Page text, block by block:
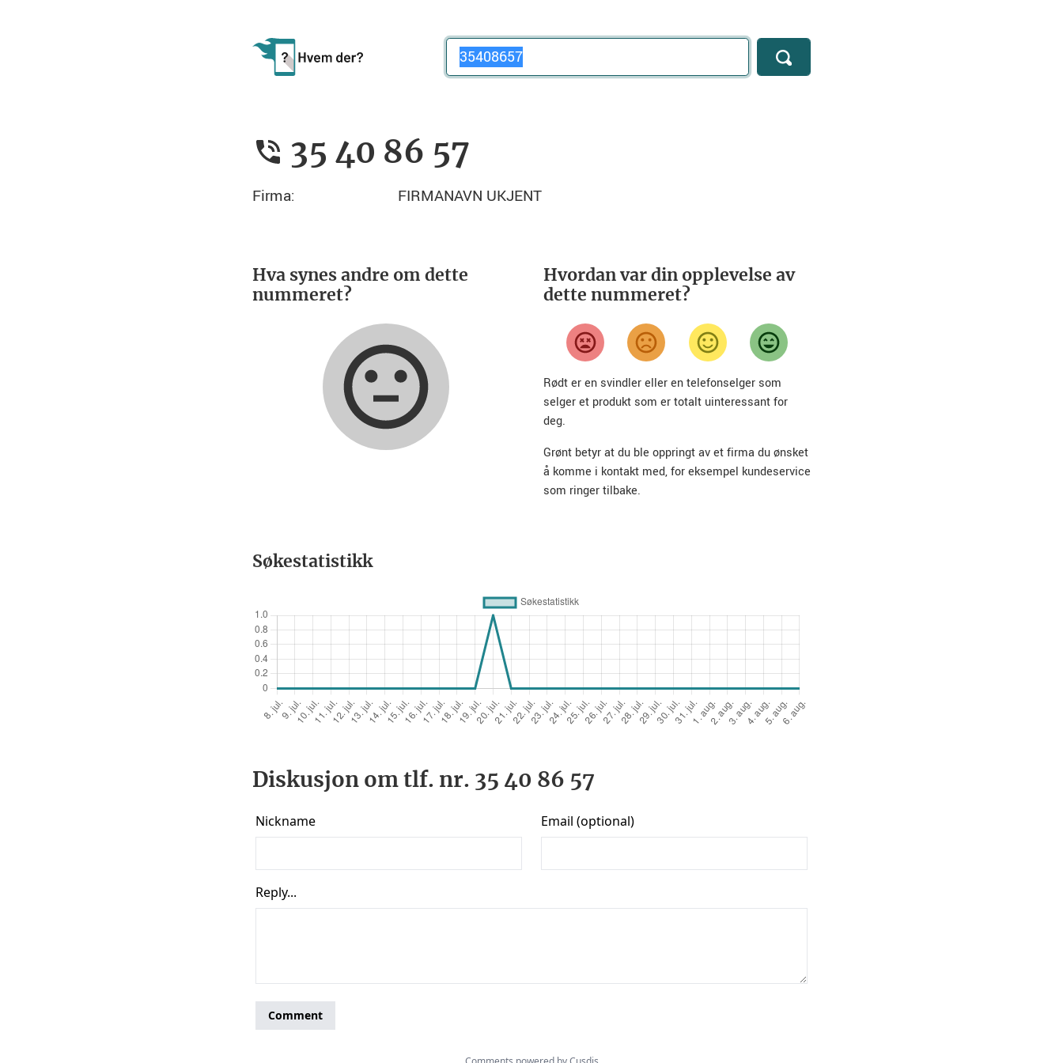
Telefonnummer
35 40 86 57
Firma: FIRMANAVN UKJENT
Hva synes andre om dette
nummeret?
Hvordan var din opplevelse av
dette nummeret?
Rødt er en svindler eller en telefonselger som
selger et produkt som er totalt uinteressant for
deg.
Grønt betyr at du ble oppringt av et firma du ønsket
å komme i kontakt med, for eksempel kundeservice
som ringer tilbake.
Søkestatistikk
Diskusjon om tlf. nr. 35 40 86 57